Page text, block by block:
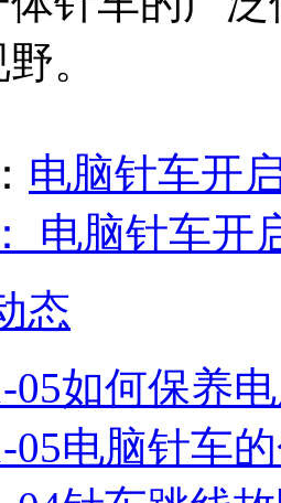
。
电脑针车开
电脑针车开
态
05如何保养
05电脑针车